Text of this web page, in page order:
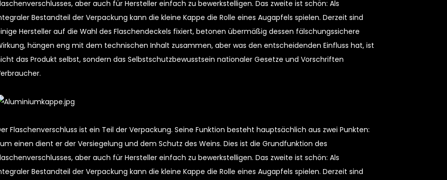
aber auch für Hersteller einfach zu bewerkstelligen. Das zweite ist schön: Als
Bestandteil der Verpackung kann die kleine Kappe die Rolle eines Augapfels spielen. Derzeit sind
Hersteller auf die Wahl des Flaschendeckels fixiert, betonen übermäßig dessen fälschungssichere
hängen eng mit dem technischen Inhalt zusammen, aber was den entscheidenden Einfluss hat, ist
das Produkt selbst, sondern das Selbstschutzbewusstsein nationaler Gesetze und Vorschriften
Flaschenverschluss ist ein Teil der Verpackung. Seine Funktion besteht hauptsächlich aus zwei Punkten:
einen dient er der Versiegelung und dem Schutz des Weins. Dies ist die Grundfunktion des
aber auch für Hersteller einfach zu bewerkstelligen. Das zweite ist schön: Als
Bestandteil der Verpackung kann die kleine Kappe die Rolle eines Augapfels spielen. Derzeit sind